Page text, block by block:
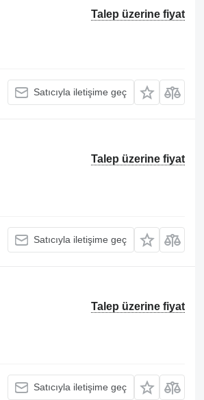
Talep üzerine fiyat
Satıcıyla iletişime geç
Talep üzerine fiyat
Satıcıyla iletişime geç
Talep üzerine fiyat
Satıcıyla iletişime geç